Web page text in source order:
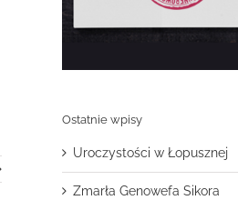
Ostatnie wpisy
Uroczystości w Łopusznej
Zmarła Genowefa Sikora